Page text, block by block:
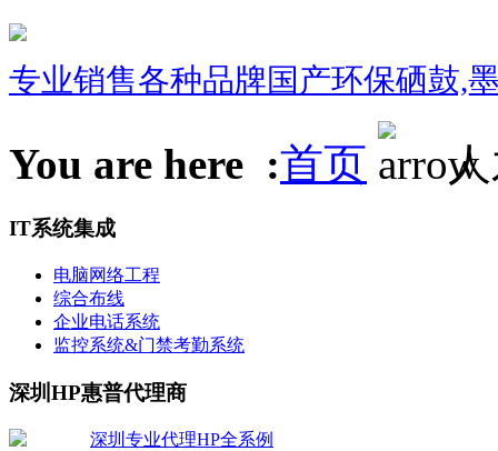
专业销售各种品牌国产环保硒鼓,
You are here :首页 人
IT系统集成
电脑网络工程
综合布线
企业电话系统
监控系统&门禁考勤系统
深圳HP惠普代理商
深圳专业代理HP全系例